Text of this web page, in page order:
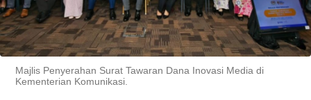
Majlis Penyerahan Surat Tawaran Dana Inovasi Media di
Kementerian Komunikasi.